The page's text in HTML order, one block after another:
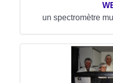
un spectromètre